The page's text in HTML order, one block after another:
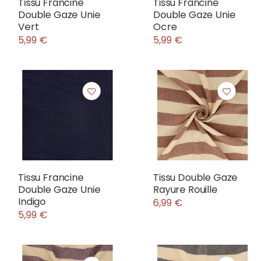
Double Gaze Unie
Vert
5,99 €
Double Gaze Unie
Ocre
5,99 €
Tissu Francine
Double Gaze Unie
Indigo
5,99 €
Tissu Double Gaze
Rayure Rouille
6,99 €